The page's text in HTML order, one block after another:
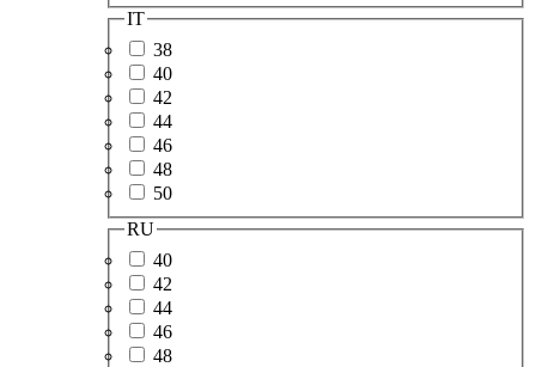
IT
38
40
42
44
46
48
50
RU
40
42
44
46
48